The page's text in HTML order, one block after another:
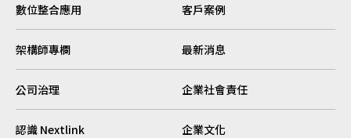
數位整合應用 客戶案例
架構師專欄 最新消息
公司治理 企業社會責任
認識 Nextlink 企業文化